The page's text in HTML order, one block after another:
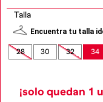
Talla
Encuentra tu talla
28 30 32 34
¡solo quedan 1